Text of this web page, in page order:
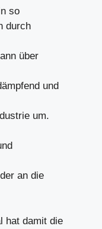
so
durch
über
und
um.
an die
hat damit die